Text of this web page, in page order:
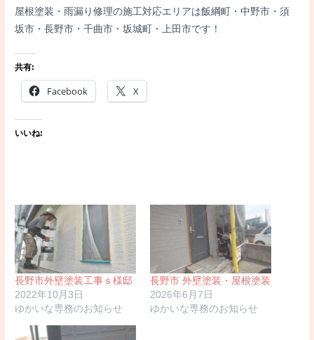
屋根塗装・雨漏り修理の施工対応エリアは飯綱町・中野市・須
坂市・長野市・千曲市・坂城町・上田市です！
共有:
Facebook X
いいね:
長野市外壁塗装工事ｓ様邸
2022年10月3日
ゆかいな専務のお知らせ
長野市 外壁塗装・屋根塗装
2026年6月7日
ゆかいな専務のお知らせ